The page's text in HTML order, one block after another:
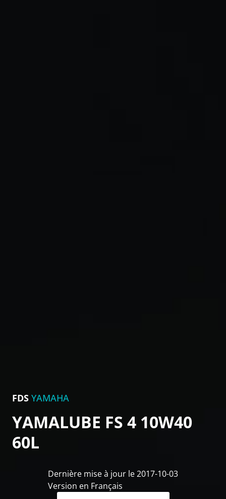
YAMALUBE FS 4 10W40
60L
FDS YAMAHA
Dernière mise à jour le 2017-10-03
Version en Français